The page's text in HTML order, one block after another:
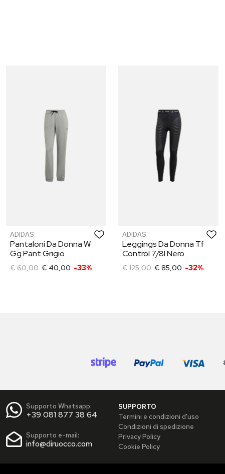
ADIDAS
Pantaloni Da Donna W
Gg Pant Grigio
€ 60,00 € 40,00 -33%
ADIDAS
Leggings Da Donna Tf
Control 7/8l Nero
€ 125,00 € 85,00 -32%
Supporto Whatsapp:
+39 081 877 38 64
Supporto e-mail:
info@diruocco.com
SUPPORTO
Termini e condizioni d'uso
Condizioni di spedizione
Privacy Policy
Cookie Policy